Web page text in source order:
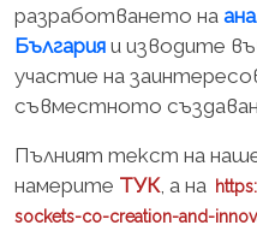
разработването на
България и изводите
участие на
съвместното
Пълният текст на
намерите ТУК, а на
sockets-co-creation-and-